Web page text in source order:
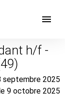
h/f -
septembre 2025
9 octobre 2025